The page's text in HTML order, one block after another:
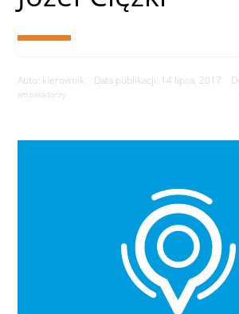
Auto: kierownik Data publikacji: 14 lipca, 2017
ambasadorzy